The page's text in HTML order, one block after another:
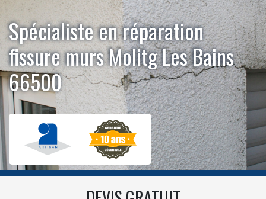
Spécialiste en réparation
fissure murs Molitg Les Bains
66500